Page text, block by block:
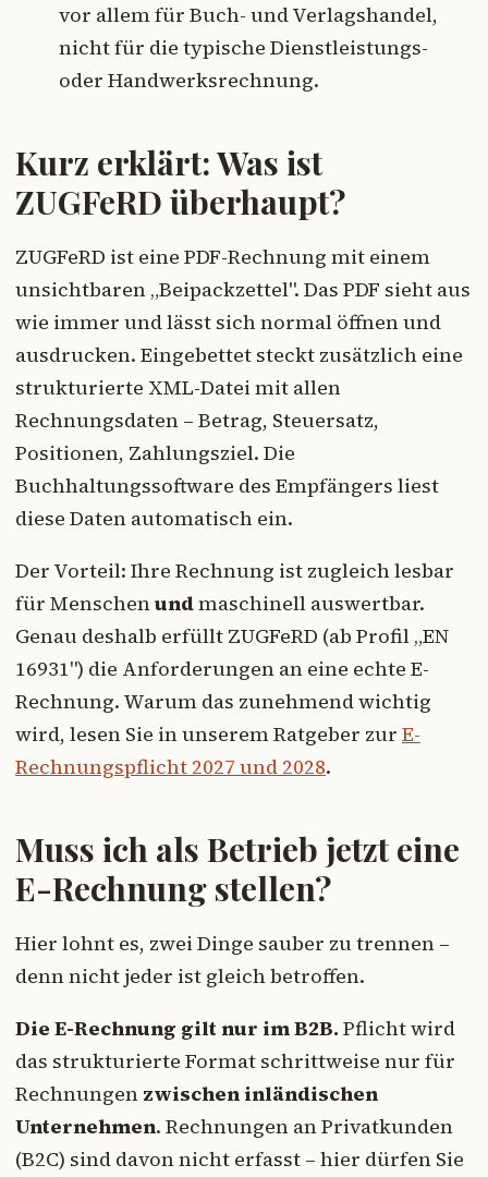
vor allem für Buch- und Verlagshandel,
nicht für die typische Dienstleistungs-
oder Handwerksrechnung.
Kurz erklärt: Was ist
ZUGFeRD überhaupt?
ZUGFeRD ist eine PDF-Rechnung mit einem
unsichtbaren „Beipackzettel". Das PDF sieht aus
wie immer und lässt sich normal öffnen und
ausdrucken. Eingebettet steckt zusätzlich eine
strukturierte XML-Datei mit allen
Rechnungsdaten – Betrag, Steuersatz,
Positionen, Zahlungsziel. Die
Buchhaltungssoftware des Empfängers liest
diese Daten automatisch ein.
Der Vorteil: Ihre Rechnung ist zugleich lesbar
für Menschenundmaschinell auswertbar.
Genau deshalb erfüllt ZUGFeRD (ab Profil „EN
16931") die Anforderungen an eine echte E-
Rechnung. Warum das zunehmend wichtig
wird, lesen Sie in unserem Ratgeber zur E-
Rechnungspflicht 2027 und 2028.
Muss ich als Betrieb jetzt eine
E-Rechnung stellen?
Hier lohnt es, zwei Dinge sauber zu trennen –
denn nicht jeder ist gleich betroffen.
Die E-Rechnung gilt nur im B2B. Pflicht wird
das strukturierte Format schrittweise nur für
Rechnungen zwischen inländischen
Unternehmen. Rechnungen an Privatkunden
(B2C) sind davon nicht erfasst – hier dürfen Sie